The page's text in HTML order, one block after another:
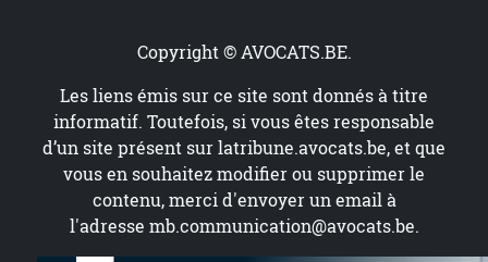
Copyright © AVOCATS.BE.
Les liens émis sur ce site sont donnés à titre
informatif. Toutefois, si vous êtes responsable
d’un site présent surlatribune.avocats.be, et que
vous en souhaitez modifier ou supprimer le
contenu, merci d'envoyer un email à
l'adresse mb.communication@avocats.be.